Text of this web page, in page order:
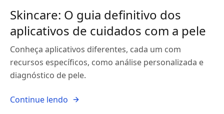
Skincare: O guia definitivo dos
aplicativos de cuidados com a pele
Conheça aplicativos diferentes, cada um com
recursos específicos, como análise personalizada e
diagnóstico de pele.
Continue lendo